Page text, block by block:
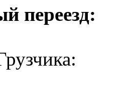
переезд: